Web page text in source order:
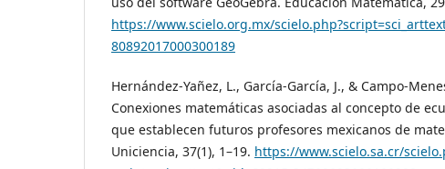
https://www.scielo.org.mx/
80892017000300189
Hernández-Yañez, L., García-García, J., & Campo-
Conexiones matemáticas asociadas al concepto de
que establecen futuros profesores mexicanos de
Uniciencia, 37(1), 1–19. https://www.scielo.sa.cr/